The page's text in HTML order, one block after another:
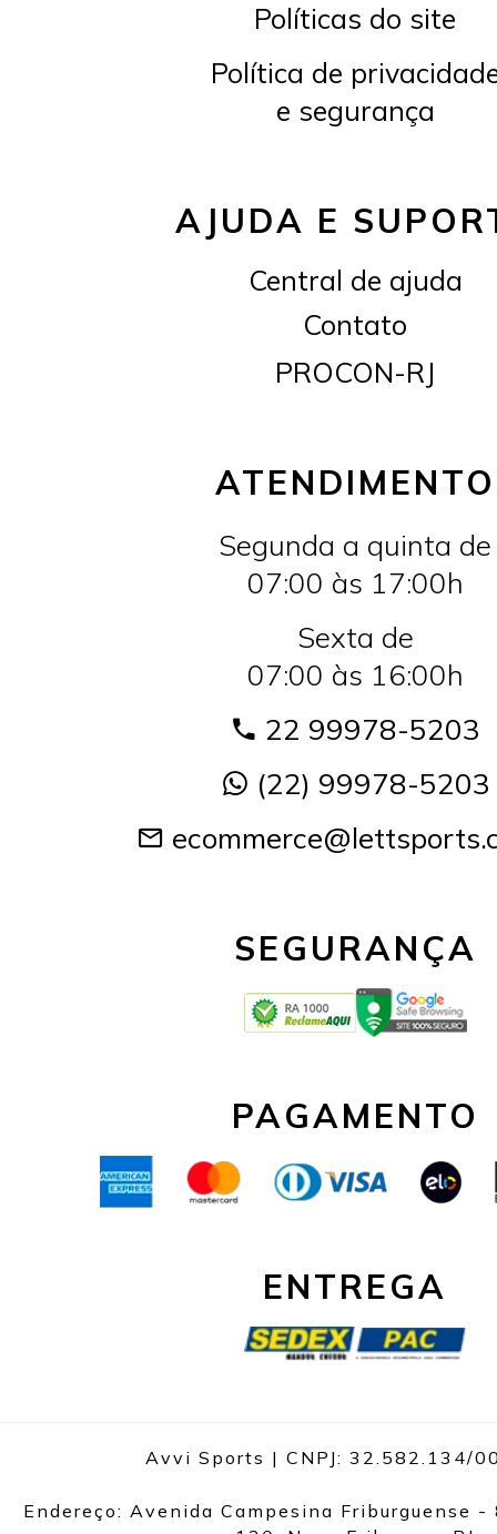
Políticas do site
Política de
e segurança
AJUDA E
Central de ajuda
Contato
PROCON-RJ
ATENDIMENTO
Segunda a quinta de
07:00 às 17:00h
Sexta de
07:00 às 16:00h
22 99978-5203
(22) 99978-5203
SEGURANÇA
PAGAMENTO
ENTREGA
Avvi Sports | CNPJ: 32.582.134/
Endereço: Avenida Campesina Friburguense